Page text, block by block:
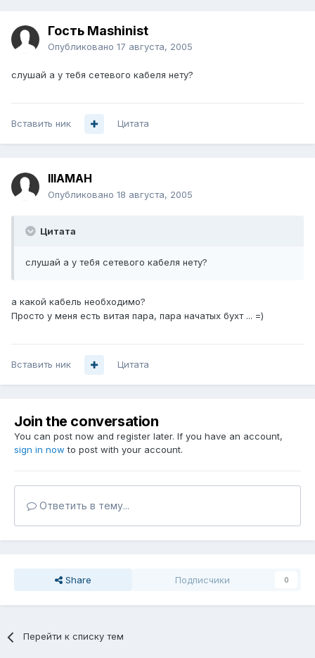
Гость Mashinist
Опубликовано 17 августа, 2005
слушай а у тебя сетевого кабеля нету?
Вставить ник Цитата
IIIAMAH
Опубликовано 18 августа, 2005
Цитата
слушай а у тебя сетевого кабеля нету?
а какой кабель необходимо?
Просто у меня есть витая пара, пара начатых бухт ... =)
Вставить ник Цитата
Join the conversation
You can post now and register later. If you have an account,
sign in now to post with your account.
Ответить в тему...
Share Подписчики 0
Перейти к списку тем